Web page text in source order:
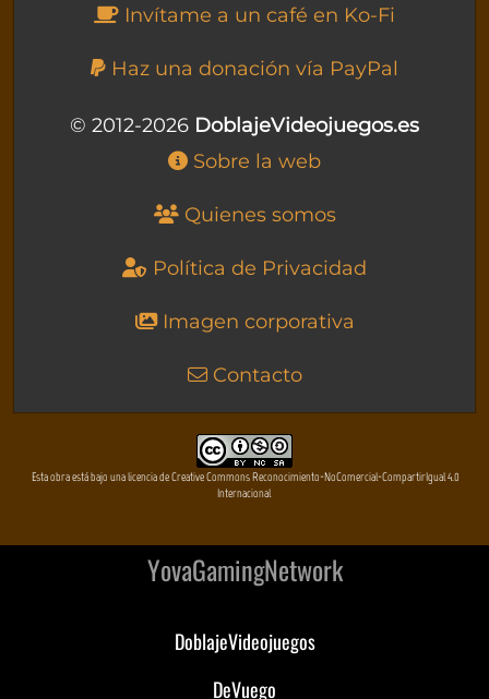
Invítame a un café en Ko-Fi
Haz una donación vía PayPal
© 2012-2026 DoblajeVideojuegos.es
Sobre la web
Quienes somos
Política de Privacidad
Imagen corporativa
Contacto
Esta obra está bajo una licencia de Creative Commons Reconocimiento-NoComercial-CompartirIgual 4.0
Internacional
YovaGamingNetwork
DoblajeVideojuegos
DeVuego